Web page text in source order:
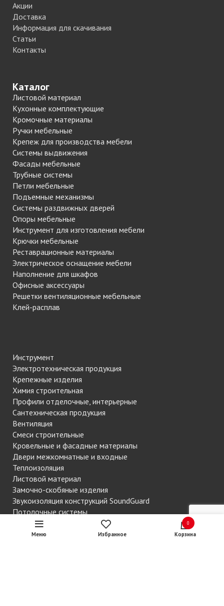
Акции
Доставка
Информация для скачивания
Статьи
Контакты
Каталог
Листовой материал
Кухонные комплектующие
Кромочные материалы
Ручки мебельные
Крепеж для производства мебели
Системы выдвижения
Фасады мебельные
Трубные системы
Петли мебельные
Подъемные механизмы
Системы раздвижных дверей
Опоры мебельные
Инструмент для изготовления мебели
Крючки мебельные
Реставрационные материалы
Электрическое оснащение мебели
Наполнение для шкафов
Офисные аксессуары
Решетки вентиляционные мебельные
Клей-расплав
Инструмент
Электротехническая продукция
Крепежные изделия
Химия строительная
Профили отделочные, интерьерные
Сантехническая продукция
Вентиляция
Смеси строительные
Кровельные и фасадные материалы
Двери межкомнатные и входные
Теплоизоляция
Листовой материал
Замочно-скобяные изделия
Звукоизоляция конструкций SoundGuard
Потолочные системы
Пиломатериалы
Меню Избранное
0
Корзина